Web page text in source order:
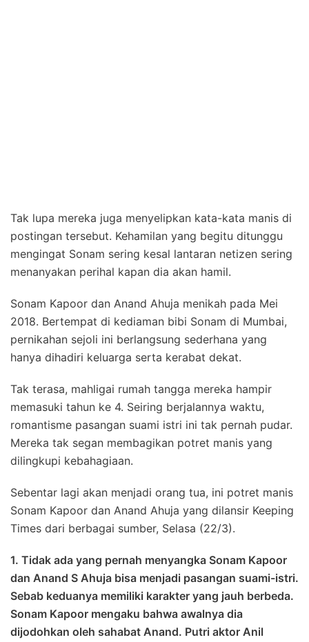
Tak lupa mereka juga menyelipkan kata-kata manis di
postingan tersebut. Kehamilan yang begitu ditunggu
mengingat Sonam sering kesal lantaran netizen sering
menanyakan perihal kapan dia akan hamil.
Sonam Kapoor dan Anand Ahuja menikah pada Mei
2018. Bertempat di kediaman bibi Sonam di Mumbai,
pernikahan sejoli ini berlangsung sederhana yang
hanya dihadiri keluarga serta kerabat dekat.
Tak terasa, mahligai rumah tangga mereka hampir
memasuki tahun ke 4. Seiring berjalannya waktu,
romantisme pasangan suami istri ini tak pernah pudar.
Mereka tak segan membagikan potret manis yang
dilingkupi kebahagiaan.
Sebentar lagi akan menjadi orang tua, ini potret manis
Sonam Kapoor dan Anand Ahuja yang dilansir Keeping
Times dari berbagai sumber, Selasa (22/3).
1. Tidak ada yang pernah menyangka Sonam Kapoor
dan Anand S Ahuja bisa menjadi pasangan suami-istri.
Sebab keduanya memiliki karakter yang jauh berbeda.
Sonam Kapoor mengaku bahwa awalnya dia
dijodohkan oleh sahabat Anand. Putri aktor Anil